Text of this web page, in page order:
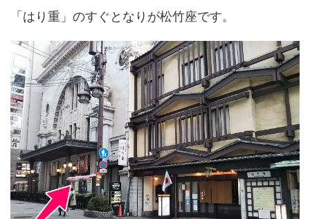
「はり重」のすぐとなりが松竹座です。